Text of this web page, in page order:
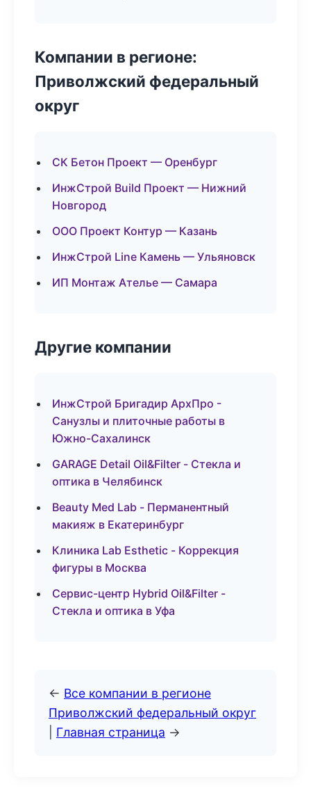
Компании в регионе:
Приволжский федеральный
округ
СК Бетон Проект — Оренбург
ИнжСтрой Build Проект — Нижний
Новгород
ООО Проект Контур — Казань
ИнжСтрой Line Камень — Ульяновск
ИП Монтаж Ателье — Самара
Другие компании
ИнжСтрой Бригадир АрхПро -
Санузлы и плиточные работы в
Южно-Сахалинск
GARAGE Detail Oil&Filter - Стекла и
оптика в Челябинск
Beauty Med Lab - Перманентный
макияж в Екатеринбург
Клиника Lab Esthetic - Коррекция
фигуры в Москва
Сервис-центр Hybrid Oil&Filter -
Стекла и оптика в Уфа
← Все компании в регионе
Приволжский федеральный округ
Главная страница →